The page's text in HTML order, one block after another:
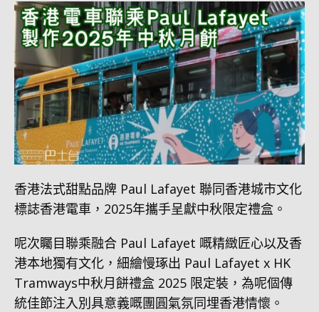
香港法式甜點品牌 Paul Lafayet 聯同香港城市文化
標誌香港電車，2025年攜手呈獻中秋限定禮盒。
呢次矚目聯乘融合 Paul Lafayet 嘅精緻匠心以及香
港本地獨有文化，細繪慢琢出 Paul Lafayet x HK
Tramways中秋月餅禮盒 2025 限定裝，為呢個傳
統佳節注入別具意義嘅團圓氣氛同埋香港情懷。